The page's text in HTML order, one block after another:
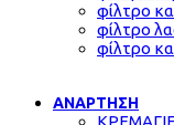
φίλτρο
φίλτρο
φίλτρο
ΑΝΑΡΤΗΣΗ